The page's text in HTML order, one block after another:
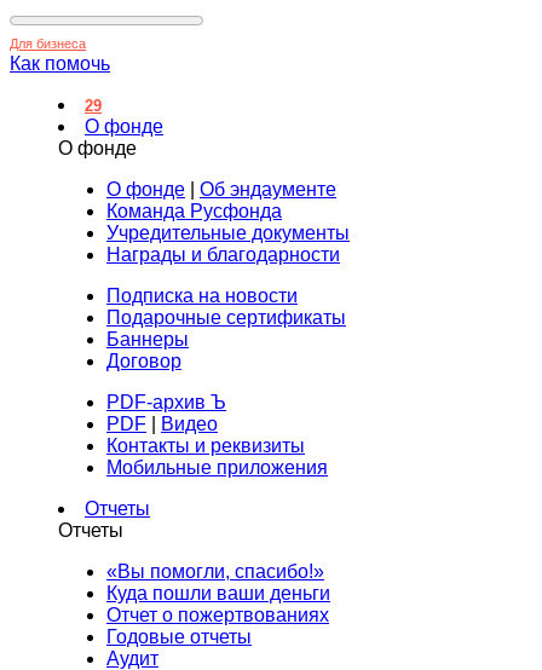
Для бизнеса
Как помочь
29
О фонде
О фонде
О фонде
Об эндаументе
Команда Русфонда
Учредительные документы
Награды и благодарности
Подписка на новости
Подарочные сертификаты
Баннеры
Договор
PDF-архив Ъ
PDF
Видео
Контакты и реквизиты
Мобильные приложения
Отчеты
Отчеты
«Вы помогли, спасибо!»
Куда пошли ваши деньги
Отчет о пожертвованиях
Годовые отчеты
Аудит